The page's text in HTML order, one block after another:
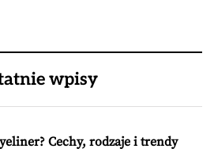
wpisy
Cechy, rodzaje i trendy